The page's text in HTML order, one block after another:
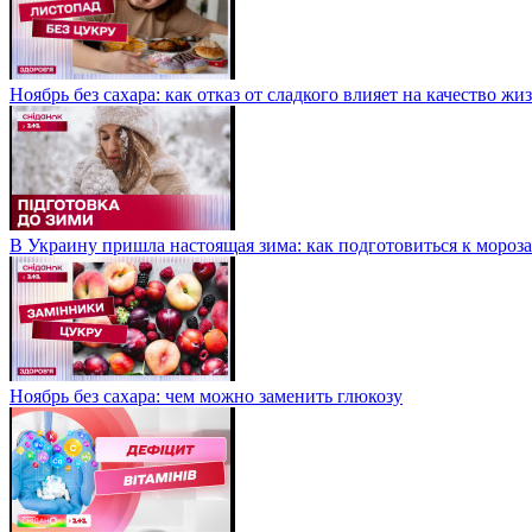
Ноябрь без сахара: как отказ от сладкого влияет на качество
В Украину пришла настоящая зима: как подготовиться к
Ноябрь без сахара: чем можно заменить глюкозу